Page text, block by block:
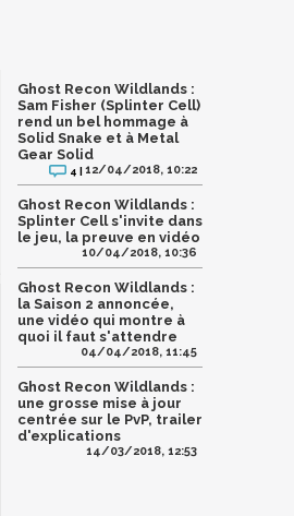
Ghost Recon Wildlands :
Sam Fisher (Splinter Cell)
rend un bel hommage à
Solid Snake et à Metal
Gear Solid
4 |12/04/2018, 10:22
Ghost Recon Wildlands :
Splinter Cell s'invite dans
le jeu, la preuve en vidéo
10/04/2018, 10:36
Ghost Recon Wildlands :
la Saison 2 annoncée,
une vidéo qui montre à
quoi il faut s'attendre
04/04/2018, 11:45
Ghost Recon Wildlands :
une grosse mise à jour
centrée sur le PvP, trailer
d'explications
14/03/2018, 12:53